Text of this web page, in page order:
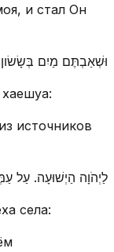
и стал Он
וּשְׁאַבְתֶּם מַיִם
источников
לַיְהֹוָה הַיְשׁוּעָה. עַל
села: